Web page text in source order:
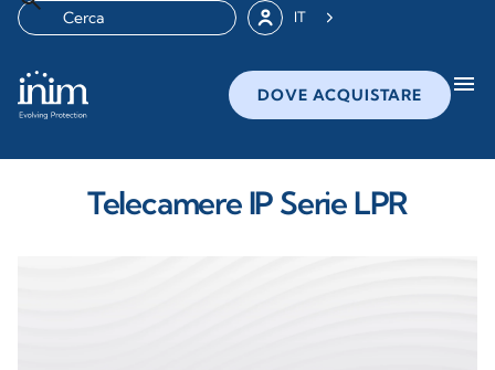
IT
DOVE ACQUISTARE menu
Telecamere IP Serie LPR